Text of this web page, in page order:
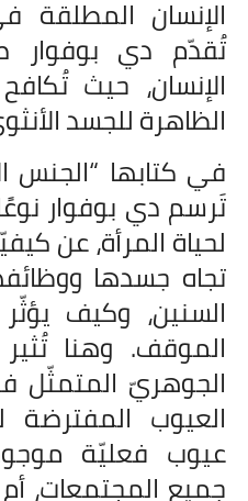
الإنسان المطلقة
تُقدّم دي بوفوار
الإنسان، حيث
الظاهرة للجسد
في كتابها “الجنس
تَرسم دي بوفوار
لحياة المرأة، عن
تجاه جسدها
السنين، وكيف
الموقف. وهنا
الجوهريّ المتمثّل
العيوب
عيوب فعليّة
جميع المجتمعات،